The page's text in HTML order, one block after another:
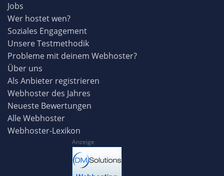
Jobs
Wer hostet wen?
Soziales Engagement
Unsere Testmethodik
Probleme mit deinem Webhoster?
Über uns
Als Anbieter registrieren
Webhoster des Jahres
Neueste Bewertungen
Alle Webhoster
Webhoster-Lexikon
Anzeige